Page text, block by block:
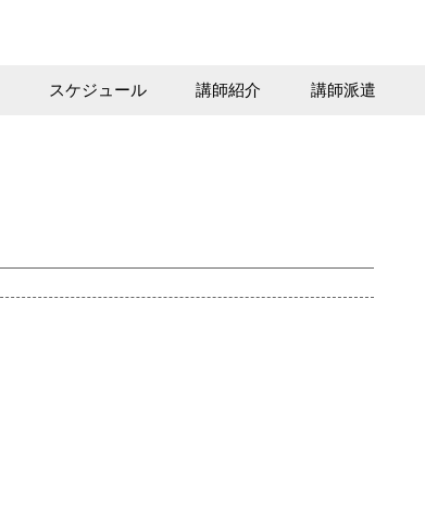
スケジュール 講師紹介 講師派遣